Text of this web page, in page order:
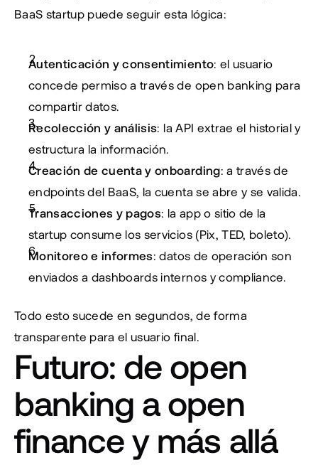
BaaS startup puede seguir esta lógica:
Autenticación y consentimiento: el usuario
concede permiso a través de open banking para
compartir datos.
Recolección y análisis: la API extrae el historial y
estructura la información.
Creación de cuenta y onboarding: a través de
endpoints del BaaS, la cuenta se abre y se valida.
Transacciones y pagos: la app o sitio de la
startup consume los servicios (Pix, TED, boleto).
Monitoreo e informes: datos de operación son
enviados a dashboards internos y compliance.
Todo esto sucede en segundos, de forma
transparente para el usuario final.
Futuro: de open
banking a open
finance y más allá